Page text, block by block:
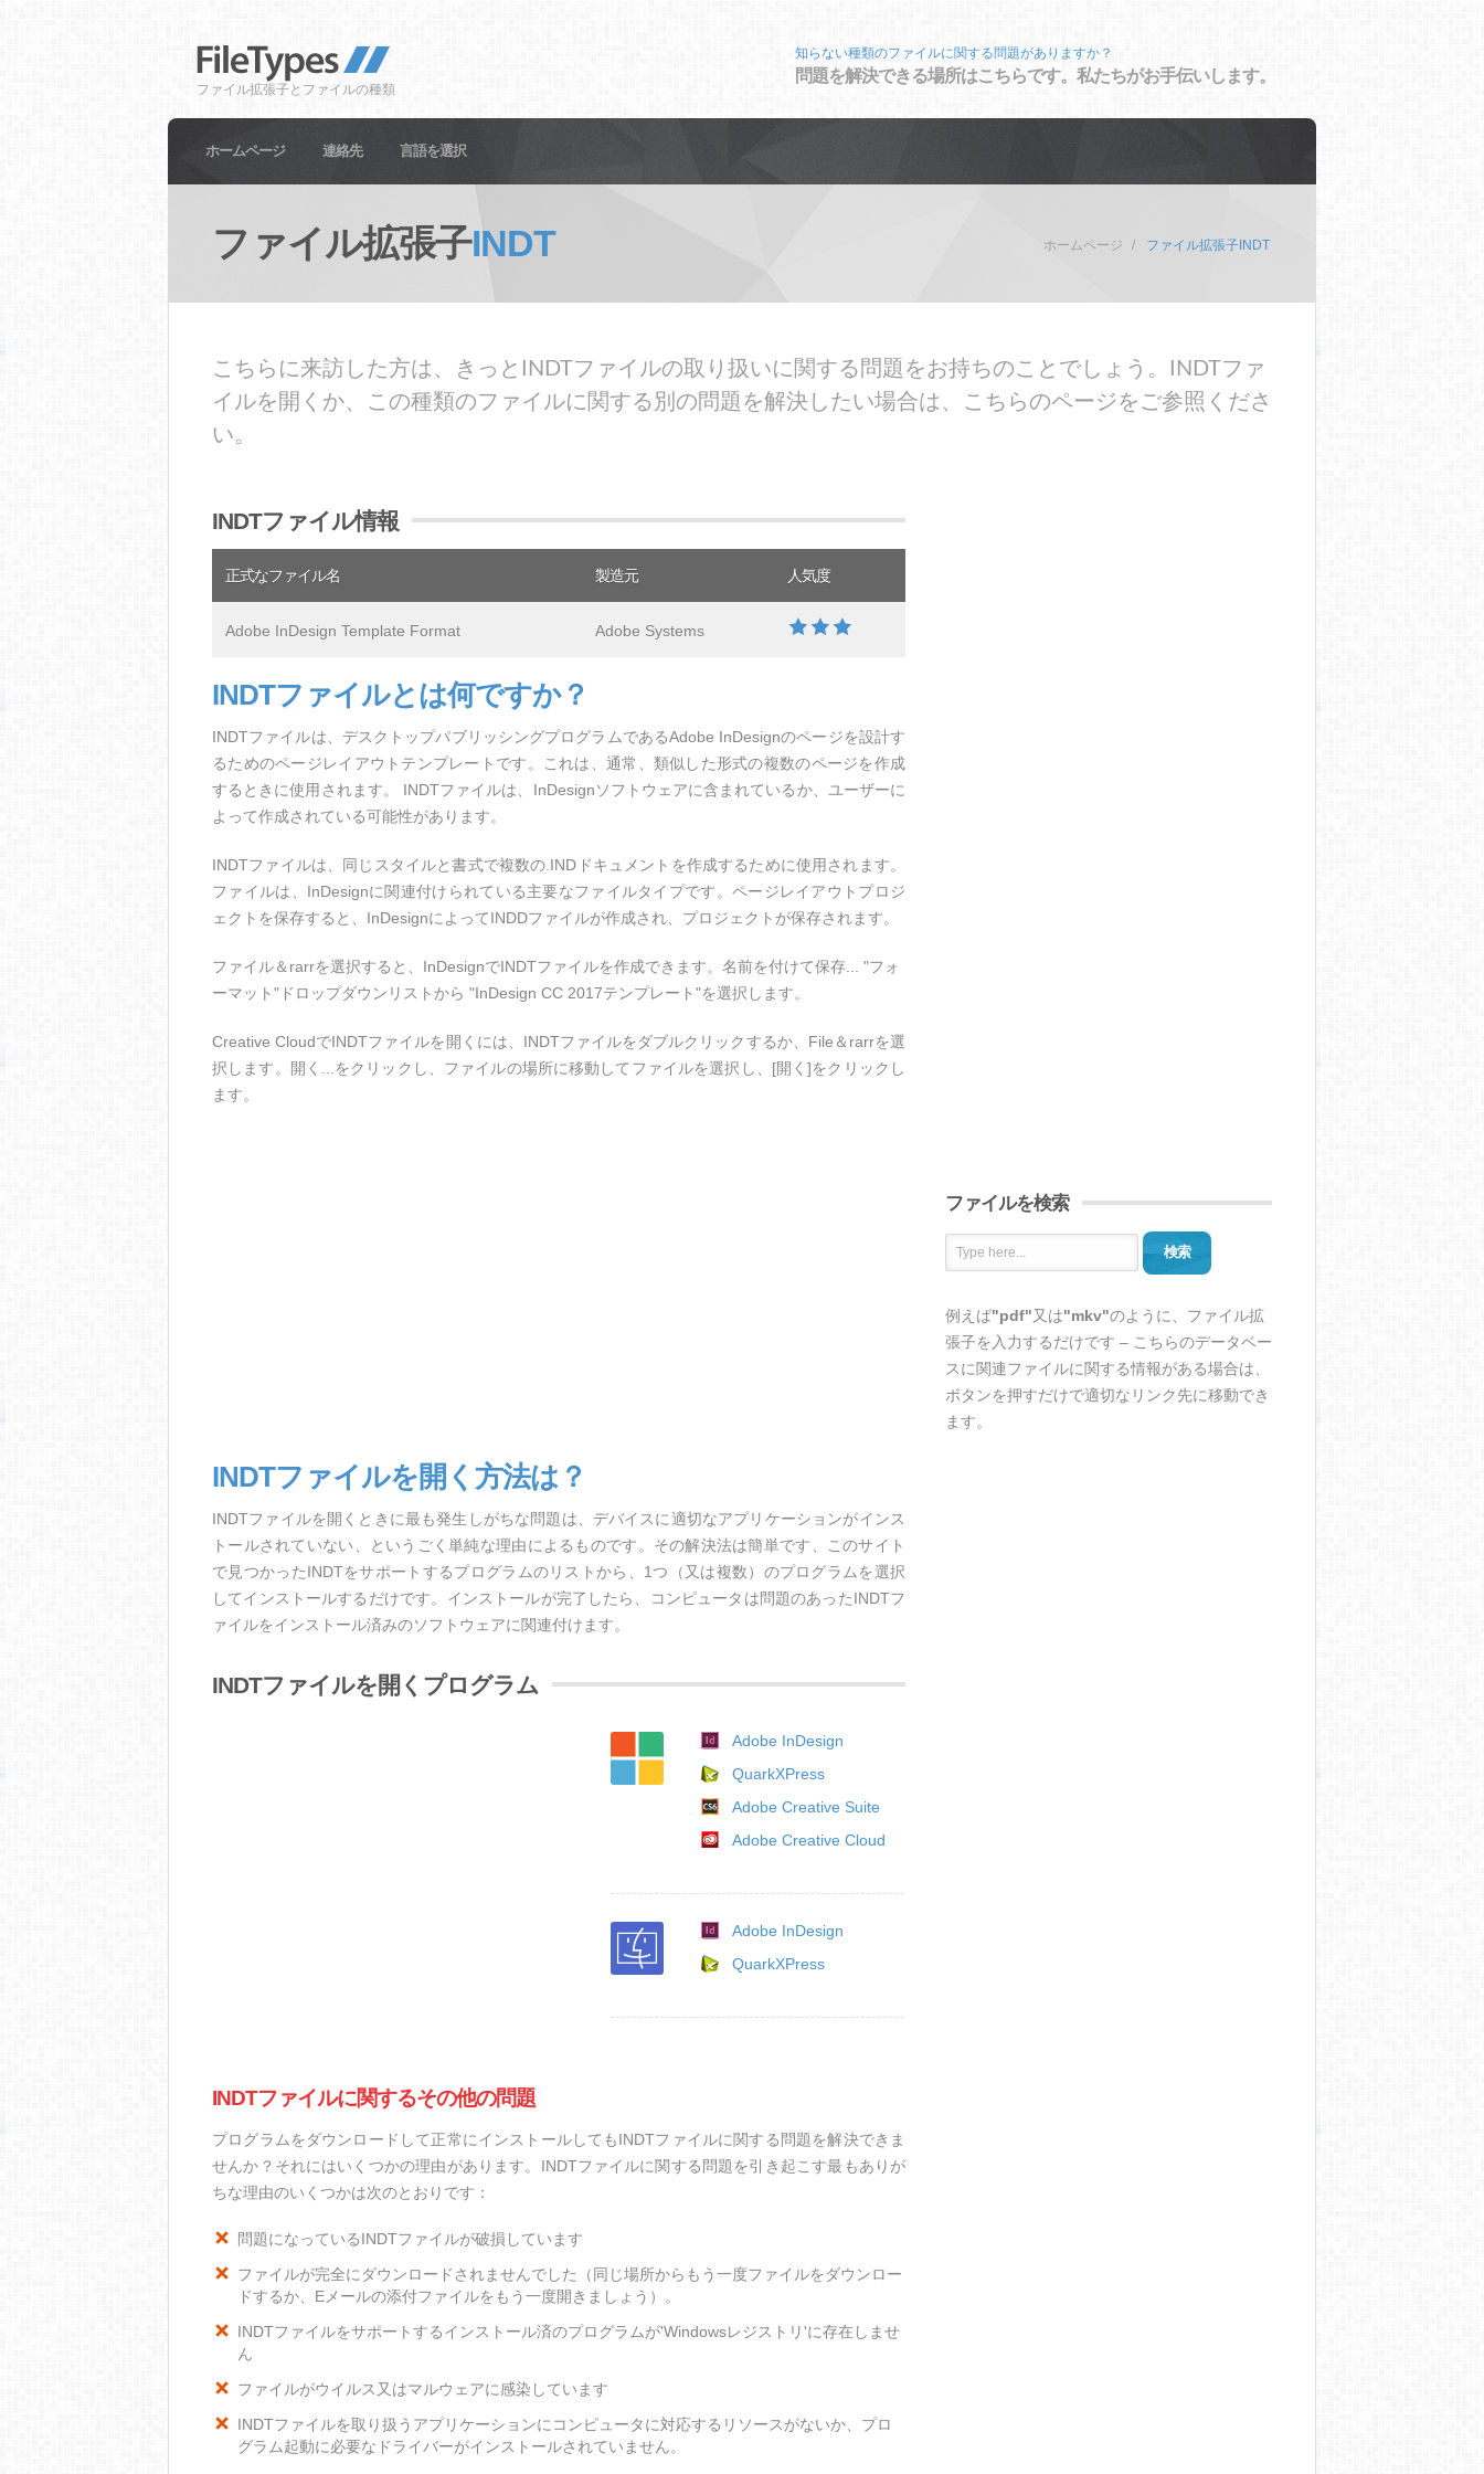
ファイル拡張子とファイルの種類
知らない種類のファイルに関する問題がありますか？
問題を解決できる場所はこちらです。私たちがお手伝いします。
ホームページ 連絡先 言語を選択
ファイル拡張子INDT ホームページ ファイル拡張子INDT
こちらに来訪した方は、きっとINDTファイルの取り扱いに関する問題をお持ちのことでしょう。INDTファ
イルを開くか、この種類のファイルに関する別の問題を解決したい場合は、こちらのページをご参照くださ
い。
INDTファイル情報
正式なファイル名 製造元 人気度
Adobe InDesign Template Format Adobe Systems
INDTファイルとは何ですか？
INDTファイルは、デスクトップパブリッシングプログラムであるAdobe InDesignのページを設計す
るためのページレイアウトテンプレートです。これは、通常、類似した形式の複数のページを作成
するときに使用されます。 INDTファイルは、InDesignソフトウェアに含まれているか、ユーザーに
よって作成されている可能性があります。
INDTファイルは、同じスタイルと書式で複数の.INDドキュメントを作成するために使用されます。
ファイルは、InDesignに関連付けられている主要なファイルタイプです。ページレイアウトプロジ
ェクトを保存すると、InDesignによってINDDファイルが作成され、プロジェクトが保存されます。
ファイル＆rarrを選択すると、InDesignでINDTファイルを作成できます。名前を付けて保存... "フォ
ーマット"ドロップダウンリストから "InDesign CC 2017テンプレート"を選択します。
Creative CloudでINDTファイルを開くには、INDTファイルをダブルクリックするか、File＆rarrを選
択します。開く...をクリックし、ファイルの場所に移動してファイルを選択し、[開く]をクリックし
ます。
INDTファイルを開く方法は？
INDTファイルを開くときに最も発生しがちな問題は、デバイスに適切なアプリケーションがインス
トールされていない、というごく単純な理由によるものです。その解決法は簡単です、このサイト
で見つかったINDTをサポートするプログラムのリストから、1つ（又は複数）のプログラムを選択
してインストールするだけです。インストールが完了したら、コンピュータは問題のあったINDTフ
ァイルをインストール済みのソフトウェアに関連付けます。
INDTファイルを開くプログラム
Adobe InDesign
QuarkXPress
Adobe Creative Suite
Adobe Creative Cloud
Adobe InDesign
QuarkXPress
INDTファイルに関するその他の問題
プログラムをダウンロードして正常にインストールしてもINDTファイルに関する問題を解決できま
せんか？それにはいくつかの理由があります。INDTファイルに関する問題を引き起こす最もありが
ちな理由のいくつかは次のとおりです：
問題になっているINDTファイルが破損しています
ファイルが完全にダウンロードされませんでした（同じ場所からもう一度ファイルをダウンロー
ドするか、Eメールの添付ファイルをもう一度開きましょう）。
INDTファイルをサポートするインストール済のプログラムが'Windowsレジストリ'に存在しませ
ん
ファイルがウイルス又はマルウェアに感染しています
INDTファイルを取り扱うアプリケーションにコンピュータに対応するリソースがないか、プロ
グラム起動に必要なドライバーがインストールされていません。
ファイルを検索
検索
例えば"pdf"又は"mkv"のように、ファイル拡
張子を入力するだけです – こちらのデータベー
スに関連ファイルに関する情報がある場合は、
ボタンを押すだけで適切なリンク先に移動でき
ます。